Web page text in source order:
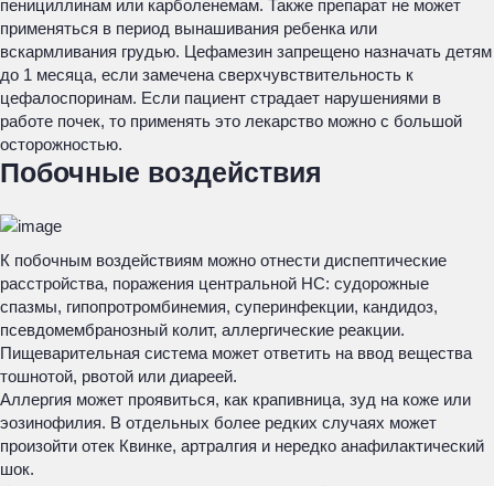
пенициллинам или карболенемам. Также препарат не может
применяться в период вынашивания ребенка или
вскармливания грудью. Цефамезин запрещено назначать детям
до 1 месяца, если замечена сверхчувствительность к
цефалоспоринам. Если пациент страдает нарушениями в
работе почек, то применять это лекарство можно с большой
осторожностью.
Побочные воздействия
К побочным воздействиям можно отнести диспептические
расстройства, поражения центральной НС: судорожные
спазмы, гипопротромбинемия, суперинфекции, кандидоз,
псевдомембранозный колит, аллергические реакции.
Пищеварительная система может ответить на ввод вещества
тошнотой, рвотой или диареей.
Аллергия может проявиться, как крапивница, зуд на коже или
эозинофилия. В отдельных более редких случаях может
произойти отек Квинке, артралгия и нередко анафилактический
шок.